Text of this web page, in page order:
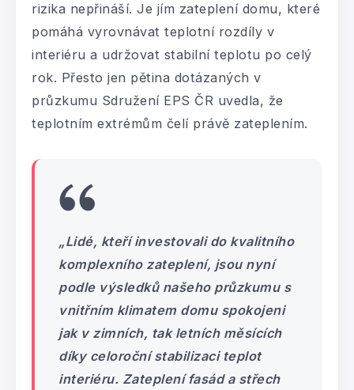
rizika nepřináší. Je jím zateplení domu, které
pomáhá vyrovnávat teplotní rozdíly v
interiéru a udržovat stabilní teplotu po celý
rok. Přesto jen pětina dotázaných v
průzkumu Sdružení EPS ČR uvedla, že
teplotním extrémům čelí právě zateplením.
„Lidé, kteří investovali do kvalitního
komplexního zateplení, jsou nyní
podle výsledků našeho průzkumu s
vnitřním klimatem domu spokojeni
jak v zimních, tak letních měsících
díky celoroční stabilizaci teplot
interiéru. Zateplení fasád a střech